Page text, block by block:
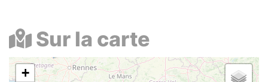
Sur la carte
+